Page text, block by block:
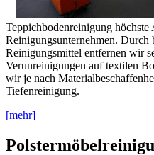
Teppichbodenreinigung höchste
Reinigungsunternehmen. Durch
Reinigungsmittel entfernen wir
Verunreinigungen auf textilen
wir je nach
Tiefenreinigung.
[mehr]